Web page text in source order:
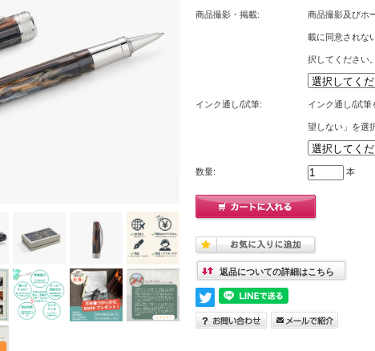
商品撮影・掲載: 商品撮影及びホ
載に同意されな
択してください。
インク通し/試筆: インク通し/試
望しない」を選
数量: 本
返品についての詳細はこちら